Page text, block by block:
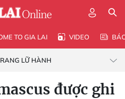
TO GIA LAI VIDEO
LỮ HÀNH
được ghi